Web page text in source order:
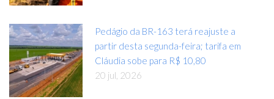
Pedágio da BR-163 terá reajuste a
partir desta segunda-feira; tarifa em
Cláudia sobe para R$ 10,80
20 jul, 2026